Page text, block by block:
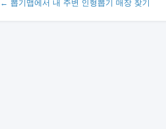
← 뽑기맵에서 내 주변 인형뽑기 매장 찾기